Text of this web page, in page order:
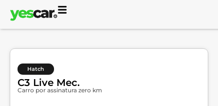
Hatch
C3 Live Mec.
Carro por assinatura zero km